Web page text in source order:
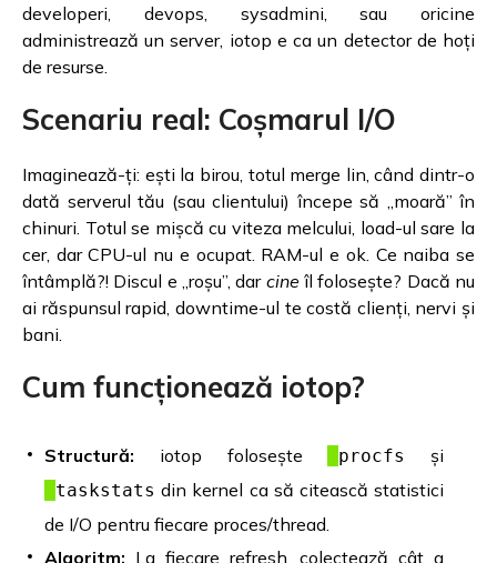
developeri, devops, sysadmini, sau oricine
administrează un server, iotop e ca un detector de hoți
de resurse.
Scenariu real: Coșmarul I/O
Imaginează-ți: ești la birou, totul merge lin, când dintr-o
dată serverul tău (sau clientului) începe să „moară” în
chinuri. Totul se mișcă cu viteza melcului, load-ul sare la
cer, dar CPU-ul nu e ocupat. RAM-ul e ok. Ce naiba se
întâmplă?! Discul e „roșu”, dar cine îl folosește? Dacă nu
ai răspunsul rapid, downtime-ul te costă clienți, nervi și
bani.
Cum funcționează iotop?
Structură: iotop folosește procfs și
taskstats din kernel ca să citească statistici
de I/O pentru fiecare proces/thread.
Algoritm: La fiecare refresh, colectează cât a